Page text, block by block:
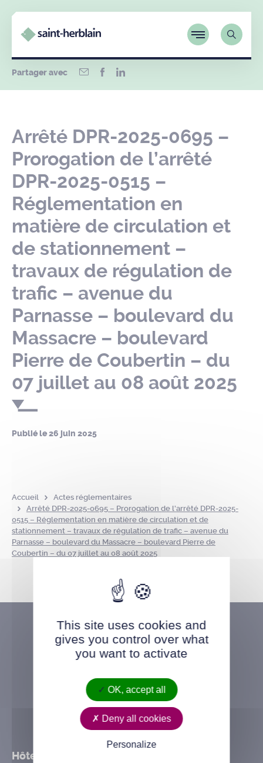
Partager avec
Arrêté DPR-2025-0695 –
Prorogation de l’arrêté
DPR-2025-0515 –
Réglementation en
matière de circulation et
de stationnement –
travaux de régulation de
trafic – avenue du
Parnasse – boulevard du
Massacre – boulevard
Pierre de Coubertin – du
07 juillet au 08 août 2025
Publié le26 juin 2025
Accueil
Actes réglementaires
Arrêté DPR-2025-0695 – Prorogation de l’arrêté DPR-2025-
0515 – Réglementation en matière de circulation et de
stationnement – travaux de régulation de trafic – avenue du
Parnasse – boulevard du Massacre – boulevard Pierre de
Coubertin – du 07 juillet au 08 août 2025
Hôtel de ville
This site uses cookies and
gives you control over what
you want to activate
OK, accept all
Deny all cookies
Personalize